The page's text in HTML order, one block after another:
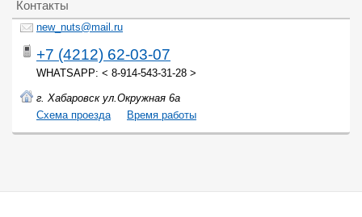
Контакты
new_nuts@mail.ru
+7 (4212) 62-03-07
WHATSAPP: < 8-914-543-31-28 >
г. Хабаровск ул.Окружная 6а
Cхема проезда
Время работы